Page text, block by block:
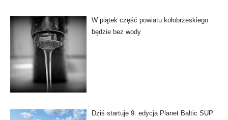
W piątek część powiatu kołobrzeskiego
będzie bez wody
Dziś startuje 9. edycja Planet Baltic SUP